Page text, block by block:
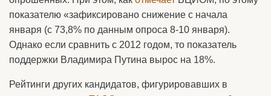
показателю «зафиксировано снижение с начала
января (с 73,8% по данным опроса 8-10 января).
Однако если сравнить с 2012 годом, то показатель
поддержки Владимира Путина вырос на 18%.
Рейтинги других кандидатов, фигурировавших в